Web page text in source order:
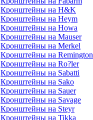
Кронштейны на H&K
Кронштейны на Heym
Кронштейны на Howa
Кронштейны на Mauser
Кронштейны на Merkel
Кронштейны на Remington
Кронштейны на Ro?ler
Кронштейны на Sabatti
Кронштейны на Sako
Кронштейны на Sauer
Кронштейны на Savage
Кронштейны на Steyr
Кронштейны на Tikka